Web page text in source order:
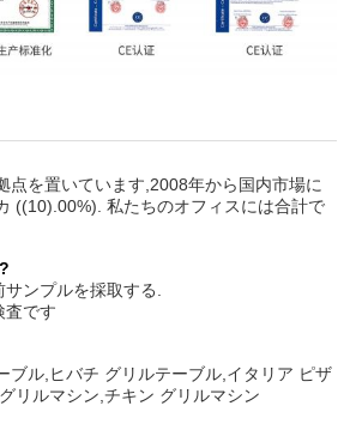
点を置いています,2008年から国内市場に
((10).00%). 私たちのオフィスには合計で
ンプルを採取する.
査です
ブル,ヒバチ グリルテーブル,イタリア ピザ
リルマシン,チキン グリルマシン